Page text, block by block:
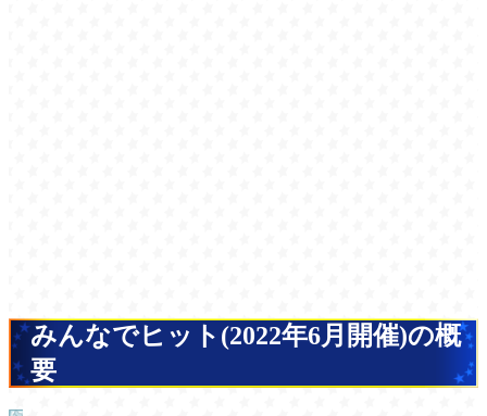
みんなでヒット(2022年6月開催)の概
要